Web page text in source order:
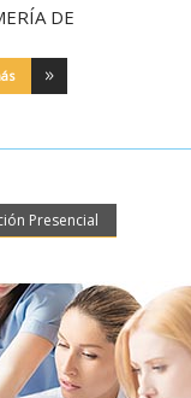
DE
Presencial